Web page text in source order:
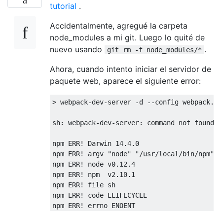
tutorial .
Accidentalmente, agregué la carpeta
node_modules a mi git. Luego lo quité de
nuevo usando
git rm -f node_modules/* .
Ahora, cuando intento iniciar el servidor de
paquete web, aparece el siguiente error:
> webpack-dev-server -d --config webpack.
sh: webpack-dev-server: command not found
npm ERR! Darwin 14.4. 0
npm ERR! argv "node" "/usr/local/bin/npm"
npm ERR! node v0. 12.4
npm ERR! npm  v2 . 10.1
npm ERR!
file sh
npm ERR!
code ELIFECYCLE
npm ERR!
errno ENOENT